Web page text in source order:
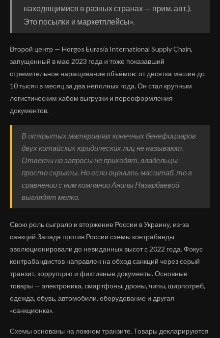
находящимися в разных странах — прим. авт.).
Это посылки и маркетплейсы».
Второй центр — Horgos Eurasia International Supply Chain,
запущенный в мае 2023 года и тоже показавший
стремительное наращивание объёмов: от десятка машин до
10 тысяч в месяц за два неполных года. Он стал крупным
логистическим хабом выгрузки и переоформления
документов.
В открытых материалах конечных бенефициаров
двух китайских юридических лиц не называют.
Ответы на запросы не приходят, владельцы
просто скрыты. Но если оценить масштаб, то в
сравнении с ним компании Анипы Назарбаевой
выглядят мелко.
Свою роль сыграло и вторжение России в Украину, из-за
санкций Запада против России схемы контрабанды
эволюционировали до невиданных высот с 2022 года. Фокус
контрабандистов направлен на обход санкций через серый
транзит, коррупцию и фиктивные документы. Основные
товары — электроника, смартфоны, дроны, чипы, ширпотреб,
одежда, обувь, автомобили, оборудование и другая
«санкционка».
Схемы основаны на ложном транзите. Товары декларируются